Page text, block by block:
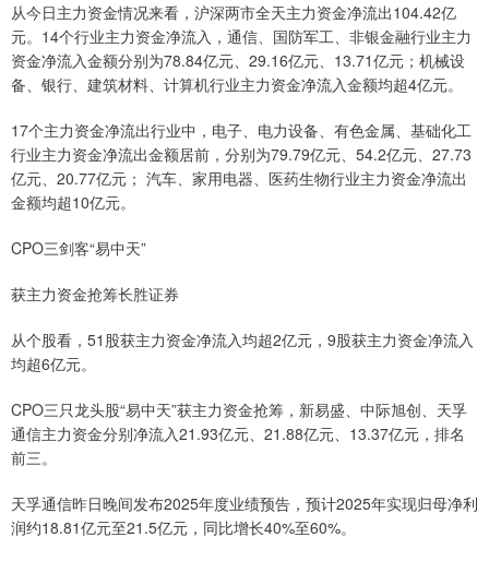
从今日主力资金情况来看，沪深两市全天主力资金净流出104.42亿
元。14个行业主力资金净流入，通信、国防军工、非银金融行业主力
资金净流入金额分别为78.84亿元、29.16亿元、13.71亿元；机械设
备、银行、建筑材料、计算机行业主力资金净流入金额均超4亿元。
17个主力资金净流出行业中，电子、电力设备、有色金属、基础化工
行业主力资金净流出金额居前，分别为79.79亿元、54.2亿元、27.73
亿元、20.77亿元； 汽车、家用电器、医药生物行业主力资金净流出
金额均超10亿元。
CPO三剑客“易中天”
获主力资金抢筹长胜证券
从个股看，51股获主力资金净流入均超2亿元，9股获主力资金净流入
均超6亿元。
CPO三只龙头股“易中天”获主力资金抢筹，新易盛、中际旭创、天孚
通信主力资金分别净流入21.93亿元、21.88亿元、13.37亿元，排名
前三。
天孚通信昨日晚间发布2025年度业绩预告，预计2025年实现归母净利
润约18.81亿元至21.5亿元，同比增长40%至60%。